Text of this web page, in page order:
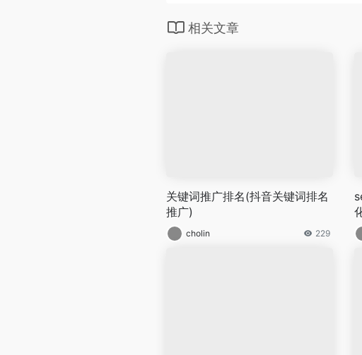
相关文章
关键词推广排名(抖音关键词排名
推广)
cholin 229